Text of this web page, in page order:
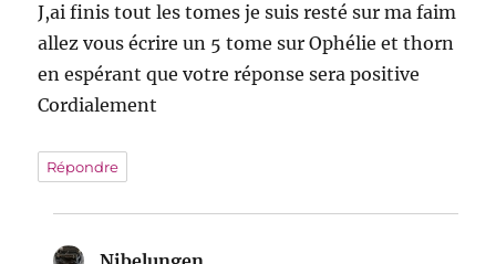
J,ai finis tout les tomes je suis resté sur ma faim
allez vous écrire un 5 tome sur Ophélie et thorn
en espérant que votre réponse sera positive
Cordialement
Répondre